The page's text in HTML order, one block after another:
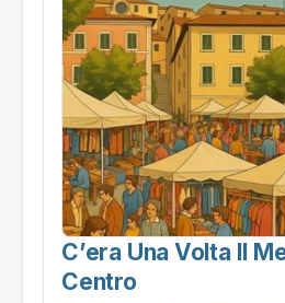
C’era Una Volta Il
Centro